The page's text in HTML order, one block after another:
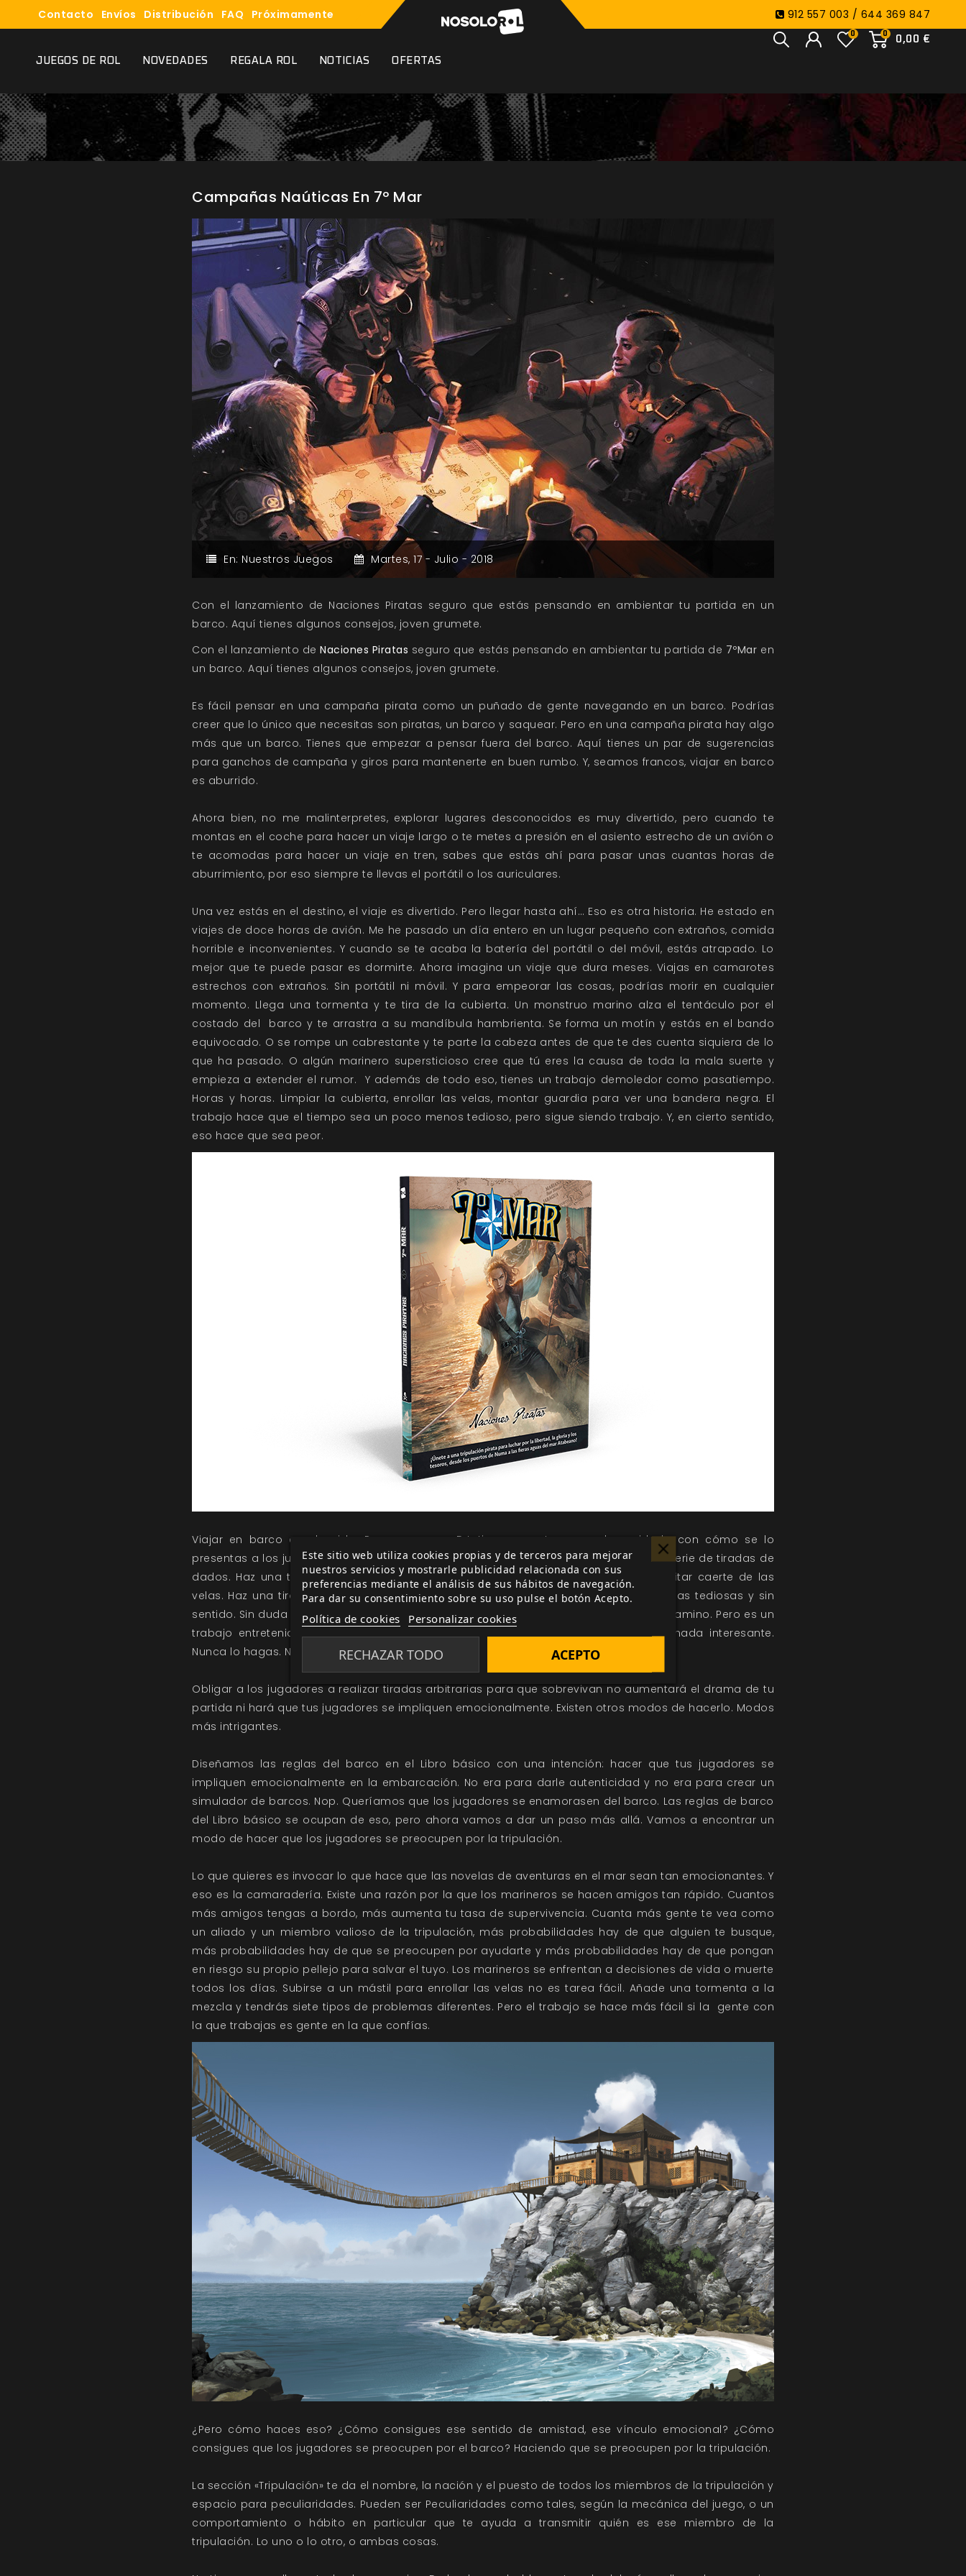
Contacto Envíos Distribución FAQ Próximamente 912 557 003 / 644 369 847
0
0,00 €
0
JUEGOS DE ROL NOVEDADES REGALA ROL NOTICIAS OFERTAS
Campañas Naúticas En 7º Mar
En: Nuestros Juegos Martes, 17 - Julio -2018
Con el lanzamiento de Naciones Piratas seguro que estás pensando en ambientar tu partida en un
barco. Aquí tienes algunos consejos, joven grumete.
Con el lanzamiento deNaciones Piratas seguro que estás pensando en ambientar tu partida de 7ºMar en
un barco. Aquí tienes algunos consejos, joven grumete.
Es fácil pensar en una campaña pirata como un puñado de gente navegando en un barco. Podrías
creer que lo único que necesitas son piratas, un barco y saquear. Pero en una campaña pirata hay algo
más que un barco. Tienes que empezar a pensar fuera del barco. Aquí tienes un par de sugerencias
para ganchos de campaña y giros para mantenerte en buen rumbo. Y, seamos francos, viajar en barco
es aburrido.
Ahora bien, no me malinterpretes, explorar lugares desconocidos es muy divertido, pero cuando te
montas en el coche para hacer un viaje largo o te metes a presión en el asiento estrecho de un avión o
te acomodas para hacer un viaje en tren, sabes que estás ahí para pasar unas cuantas horas de
aburrimiento, por eso siempre te llevas el portátil o los auriculares.
Una vez estás en el destino, el viaje es divertido. Pero llegar hasta ahí… Eso es otra historia. He estado en
viajes de doce horas de avión. Me he pasado un día entero en un lugar pequeño con extraños, comida
horrible e inconvenientes. Y cuando se te acaba la batería del portátil o del móvil, estás atrapado. Lo
mejor que te puede pasar es dormirte. Ahora imagina un viaje que dura meses. Viajas en camarotes
estrechos con extraños. Sin portátil ni móvil. Y para empeorar las cosas, podrías morir en cualquier
momento. Llega una tormenta y te tira de la cubierta. Un monstruo marino alza el tentáculo por el
costado del barco y te arrastra a su mandíbula hambrienta. Se forma un motín y estás en el bando
equivocado. O se rompe un cabrestante y te parte la cabeza antes de que te des cuenta siquiera de lo
que ha pasado. O algún marinero supersticioso cree que tú eres la causa de toda la mala suerte y
empieza a extender el rumor. Y además de todo eso, tienes un trabajo demoledor como pasatiempo.
Horas y horas. Limpiar la cubierta, enrollar las velas, montar guardia para ver una bandera negra. El
trabajo hace que el tiempo sea un poco menos tedioso, pero sigue siendo trabajo. Y, en cierto sentido,
eso hace que sea peor.
Viajar en barco es aburrido. Por eso, como DJ, tienes que tener mucho cuidado con cómo se lo
presentas a los jugadores. He visto demasiadas veces a un DJ reducir el viaje a una serie de tiradas de
dados. Haz una tirada de Navegación para encontrar el siguiente puerto o para evitar caerte de las
velas. Haz una tirada de Atletismo para evitar esa parte del cordaje suelta. Son tiradas tediosas y sin
sentido. Sin duda la intención es buena: intentas crear un poco de drama durante el camino. Pero es un
trabajo entretenido. Las tiradas en realidad no significan nada o no conducen a nada interesante.
Nunca lo hagas. Nunca jamás lo hagas.
Obligar a los jugadores a realizar tiradas arbitrarias para que sobrevivan no aumentará el drama de tu
partida ni hará que tus jugadores se impliquen emocionalmente. Existen otros modos de hacerlo. Modos
más intrigantes.
Diseñamos las reglas del barco en el Libro básico con una intención: hacer que tus jugadores se
impliquen emocionalmente en la embarcación. No era para darle autenticidad y no era para crear un
simulador de barcos. Nop. Queríamos que los jugadores se enamorasen del barco. Las reglas de barco
del Libro básico se ocupan de eso, pero ahora vamos a dar un paso más allá. Vamos a encontrar un
modo de hacer que los jugadores se preocupen por la tripulación.
Lo que quieres es invocar lo que hace que las novelas de aventuras en el mar sean tan emocionantes. Y
eso es la camaradería. Existe una razón por la que los marineros se hacen amigos tan rápido. Cuantos
más amigos tengas a bordo, más aumenta tu tasa de supervivencia. Cuanta más gente te vea como
un aliado y un miembro valioso de la tripulación, más probabilidades hay de que alguien te busque,
más probabilidades hay de que se preocupen por ayudarte y más probabilidades hay de que pongan
en riesgo su propio pellejo para salvar el tuyo. Los marineros se enfrentan a decisiones de vida o muerte
todos los días. Subirse a un mástil para enrollar las velas no es tarea fácil. Añade una tormenta a la
mezcla y tendrás siete tipos de problemas diferentes. Pero el trabajo se hace más fácil si la gente con
la que trabajas es gente en la que confías.
¿Pero cómo haces eso? ¿Cómo consigues ese sentido de amistad, ese vínculo emocional? ¿Cómo
consigues que los jugadores se preocupen por el barco? Haciendo que se preocupen por la tripulación.
La sección «Tripulación» te da el nombre, la nación y el puesto de todos los miembros de la tripulación y
espacio para peculiaridades. Pueden ser Peculiaridades como tales, según la mecánica del juego, o un
comportamiento o hábito en particular que te ayuda a transmitir quién es ese miembro de la
tripulación. Lo uno o lo otro, o ambas cosas.
Este sitio web utiliza cookies propias y de terceros para mejorar
nuestros servicios y mostrarle publicidad relacionada con sus
preferencias mediante el análisis de sus hábitos de navegación.
Para dar su consentimiento sobre su uso pulse el botón Acepto.
Política de cookies Personalizar cookies
RECHAZAR TODO ACEPTO